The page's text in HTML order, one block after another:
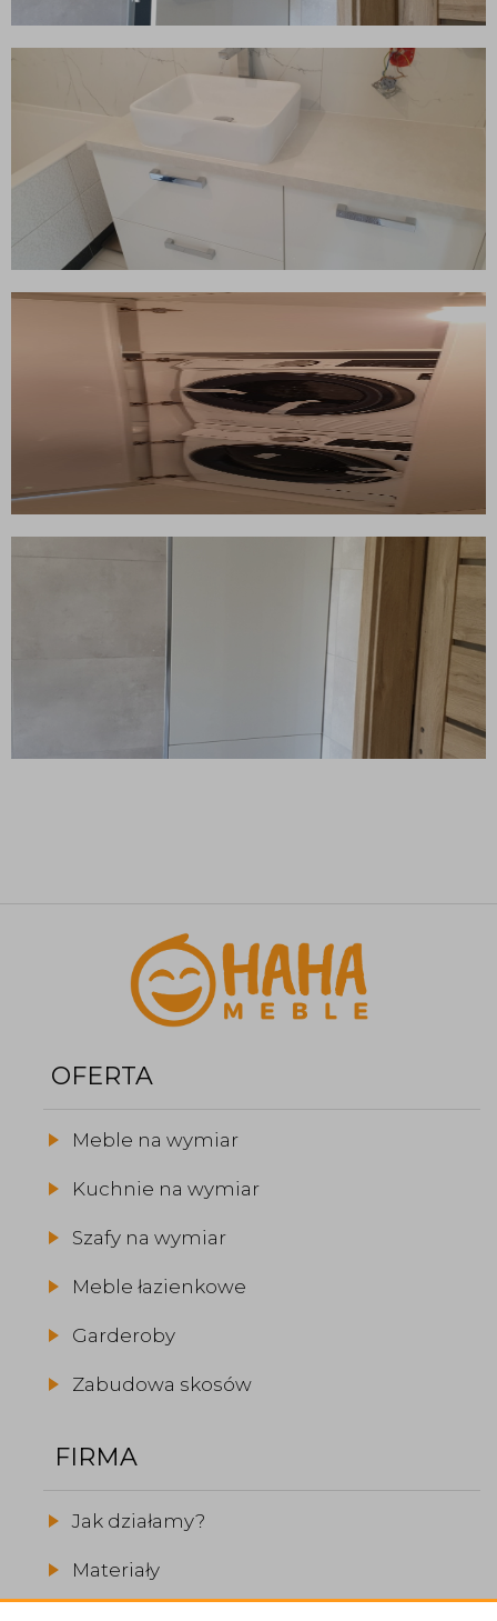
OFERTA
Meble na wymiar
Kuchnie na wymiar
Szafy na wymiar
Meble łazienkowe
Garderoby
Zabudowa skosów
FIRMA
Jak działamy?
Materiały